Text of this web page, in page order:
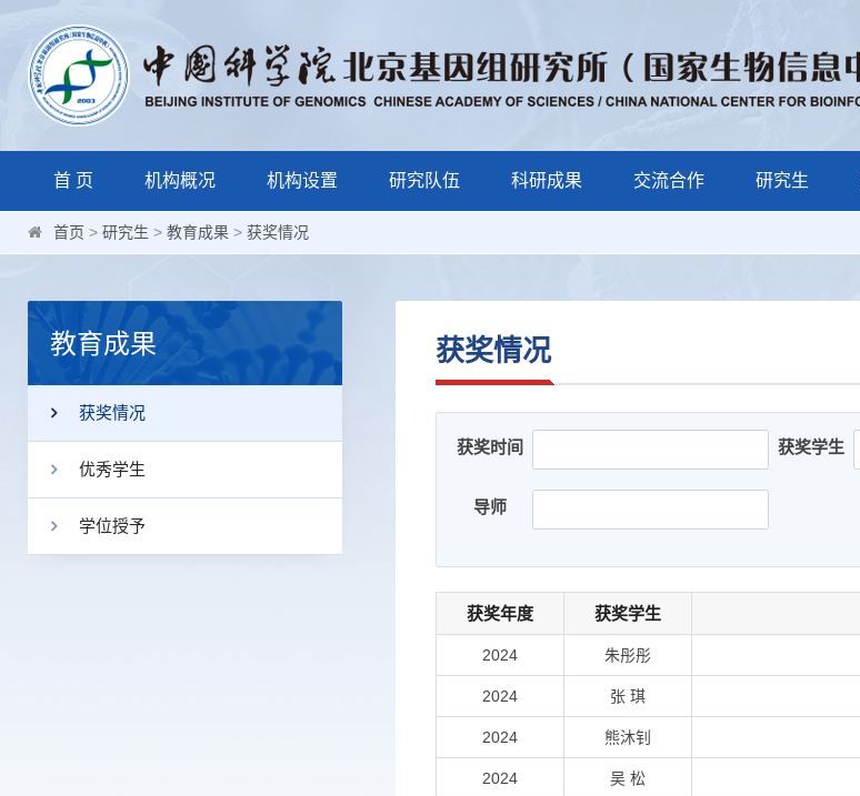
首 页 机构概况 机构设置 研究队伍 科研成果 交流合作 研究生
首页 > 研究生 > 教育成果 > 获奖情况
教育成果
获奖情况
优秀学生
学位授予
获奖情况
获奖时间 获奖学生
导师
获奖年度 获奖学生
2024 朱彤彤
2024 张 琪
2024 熊沐钊
2024 吴 松